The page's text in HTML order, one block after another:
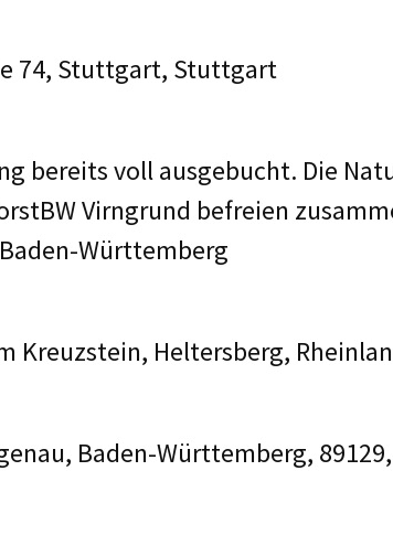
74, Stuttgart, Stuttgart
bereits voll ausgebucht. Die
Virngrund befreien
Württemberg
Kreuzstein, Heltersberg,
Baden-Württemberg,